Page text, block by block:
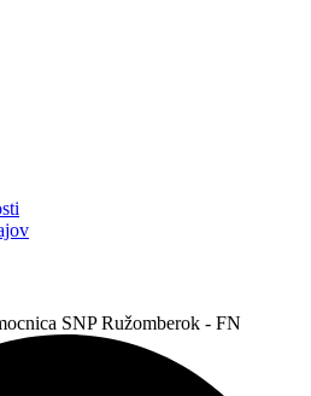
SNP Ružomberok - FN